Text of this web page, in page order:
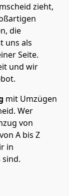
zieht,
die
uns als
Seite.
und wir
mit Umzügen
Wer
von
A bis Z
in